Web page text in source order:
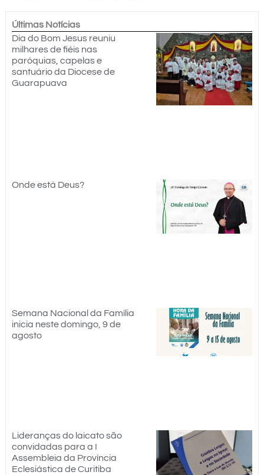
Últimas Notícias
Dia do Bom Jesus reuniu
milhares de fiéis nas
paróquias, capelas e
santuário da Diocese de
Guarapuava
Onde está Deus?
Semana Nacional da Família
inicia neste domingo, 9 de
agosto
Lideranças do laicato são
convidadas para a I
Assembleia da Província
Eclesiástica de Curitiba